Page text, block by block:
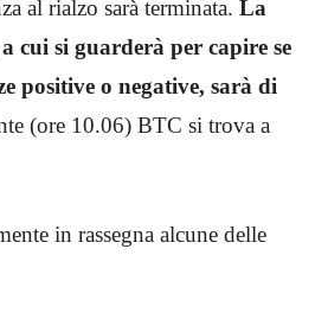
al rialzo sarà terminata. La
cui si guarderà per capire se
positive o negative, sarà di
(ore 10.06) BTC si trova a
in rassegna alcune delle